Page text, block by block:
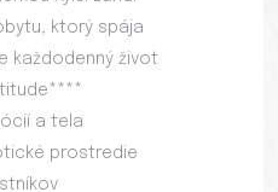
ktorý spája
každodenný život
a tela
prostredie